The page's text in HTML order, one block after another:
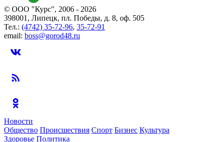
© ООО "Курс", 2006 - 2026
398001, Липецк, пл. Победы, д. 8, оф. 505
Тел.: (4742) 35-72-96, 35-72-91
email: boss@gorod48.ru
Новости
Общество Происшествия Спорт Бизнес Культура
Здоровье Политика